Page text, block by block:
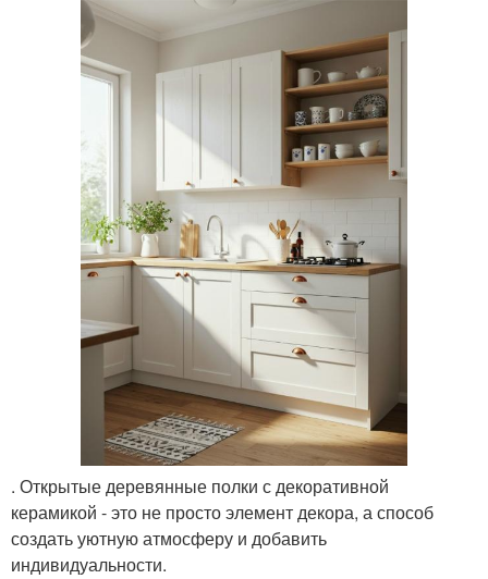
. Открытые деревянные полки с декоративной
керамикой - это не просто элемент декора, а способ
создать уютную атмосферу и добавить
индивидуальности.